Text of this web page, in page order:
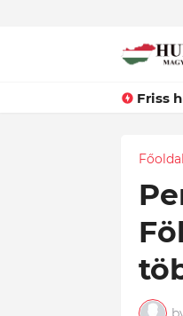
Friss
Főoldal